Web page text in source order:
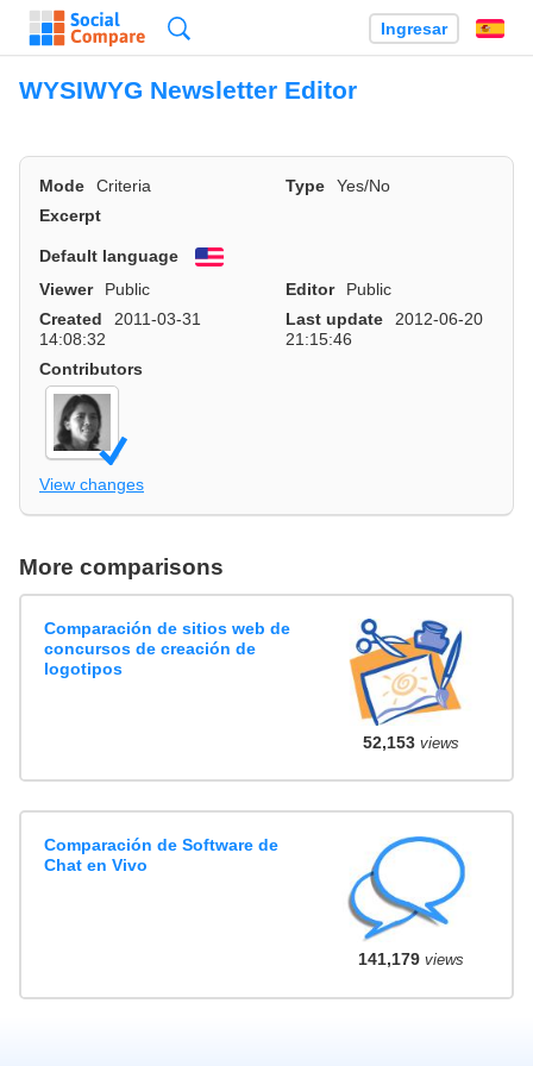
Ingresar
WYSIWYG Newsletter Editor
Mode Criteria Type
Yes/No
Excerpt
Default language
English
Viewer
Public Editor
Public
Created
2011-03-31
14:08:32
Last update
2012-06-20
21:15:46
Contributors
View changes
More comparisons
Comparación de sitios web de
concursos de creación de
logotipos
52,153views
Comparación de Software de
Chat en Vivo
141,179views